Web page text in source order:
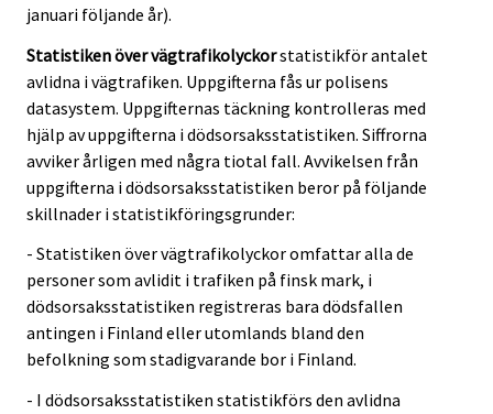
januari följande år).
Statistiken över vägtrafikolyckorstatistikför antalet
avlidna i vägtrafiken. Uppgifterna fås ur polisens
datasystem. Uppgifternas täckning kontrolleras med
hjälp av uppgifterna i dödsorsaksstatistiken. Siffrorna
avviker årligen med några tiotal fall. Avvikelsen från
uppgifterna i dödsorsaksstatistiken beror på följande
skillnader i statistikföringsgrunder:
- Statistiken över vägtrafikolyckor omfattar alla de
personer som avlidit i trafiken på finsk mark, i
dödsorsaksstatistiken registreras bara dödsfallen
antingen i Finland eller utomlands bland den
befolkning som stadigvarande bor i Finland.
- I dödsorsaksstatistiken statistikförs den avlidna